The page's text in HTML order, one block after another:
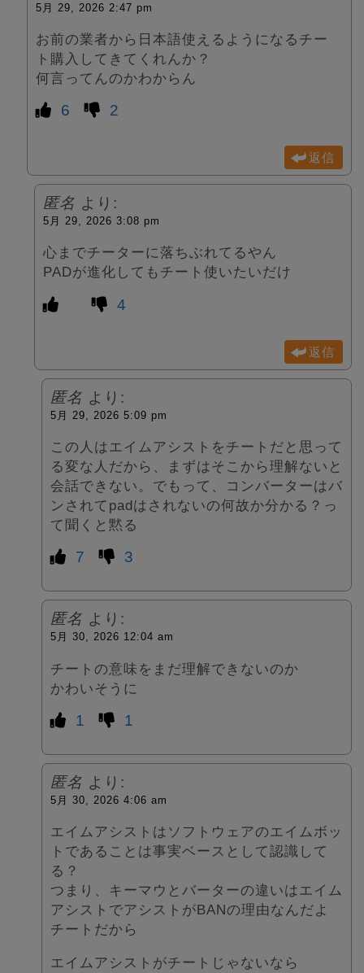
5月 29, 2026 2:47 pm
お前の業者から日本語使えるようになるチー
ト購入してきてくれんか？
何言ってんのかわからん
6 2
返信
匿名 より:
5月 29, 2026 3:08 pm
心までチーターに落ちぶれてるやん
PADが進化してもチート使いたいだけ
4
返信
匿名 より:
5月 29, 2026 5:09 pm
この人はエイムアシストをチートだと思って
る変な人だから、まずはそこから理解ないと
会話できない。でもって、コンバーターはバ
ンされてpadはされないの何故か分かる？っ
て聞くと黙る
7 3
匿名 より:
5月 30, 2026 12:04 am
チートの意味をまだ理解できないのか
かわいそうに
1 1
匿名 より:
5月 30, 2026 4:06 am
エイムアシストはソフトウェアのエイムボッ
トであることは事実ベースとして認識して
る？
つまり、キーマウとバーターの違いはエイム
アシストでアシストがBANの理由なんだよ
チートだから
エイムアシストがチートじゃないなら